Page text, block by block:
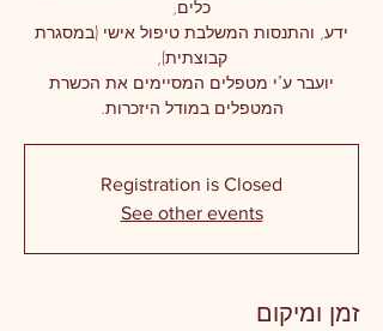
ידע, והתנסות המשלבת טיפול אישי (במסגרת
יועבר ע"י מטפלים המסיימים את הכשרת
המטפלים במודל היזכרות.
Registration is Closed
See other events
זמן ומיקום